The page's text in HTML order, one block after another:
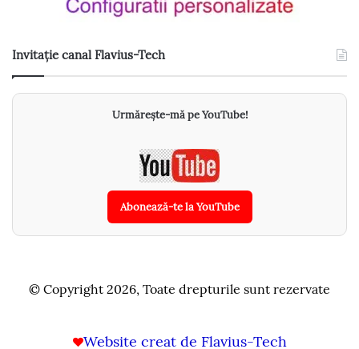
Invitație canal Flavius-Tech
Urmărește-mă pe YouTube!
Abonează-te la YouTube
© Copyright 2026, Toate drepturile sunt rezervate
Website creat de Flavius-Tech